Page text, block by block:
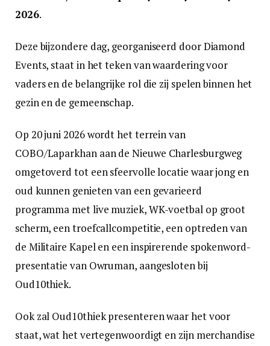
2026.
Deze bijzondere dag, georganiseerd door Diamond
Events, staat in het teken van waardering voor
vaders en de belangrijke rol die zij spelen binnen het
gezin en de gemeenschap.
Op 20 juni 2026 wordt het terrein van
COBO/Laparkhan aan de Nieuwe Charlesburgweg
omgetoverd tot een sfeervolle locatie waar jong en
oud kunnen genieten van een gevarieerd
programma met live muziek, WK-voetbal op groot
scherm, een troefcallcompetitie, een optreden van
de Militaire Kapel en een inspirerende spokenword-
presentatie van Owruman, aangesloten bij
Oud10thiek.
Ook zal Oud10thiek presenteren waar het voor
staat, wat het vertegenwoordigt en zijn merchandise